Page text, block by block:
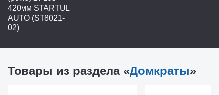
420мм STARTUL
AUTO (ST8021-
02)
Товары из раздела «Домкраты»